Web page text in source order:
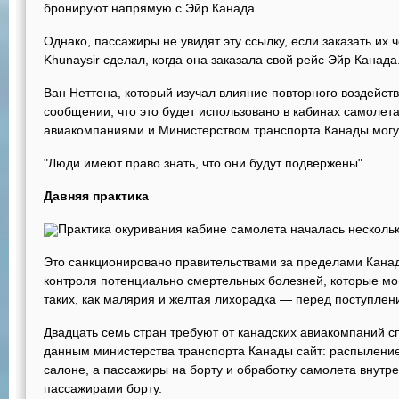
бронируют напрямую с Эйр Канада.
Однако, пассажиры не увидят эту ссылку, если заказать их
Khunaysir сделал, когда она заказала свой рейс Эйр
Ван Неттена, который изучал влияние повторного
сообщении, что это будет использовано в кабинах
авиакомпаниями и Министерством транспорта Канады
"Люди имеют право знать, что они будут подвержены".
Давняя практика
Практика окуривания кабине самолета началась
Это санкционировано правительствами за пределами
контроля потенциально смертельных болезней, которые
таких, как малярия и желтая лихорадка — перед
Двадцать семь стран требуют от канадских авиакомпаний
данным министерства транспорта Канады сайт:
салоне, а пассажиры на борту и обработку самолета
пассажирами борту.